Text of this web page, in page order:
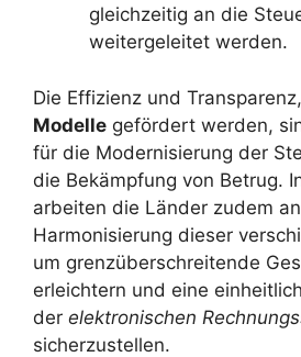
gleichzeitig an die
weitergeleitet werden.
Die Effizienz und
Modelle gefördert werden,
für die Modernisierung der
die Bekämpfung von Betrug.
arbeiten die Länder zudem
Harmonisierung dieser
um grenzüberschreitende
erleichtern und eine
der elektronischen
sicherzustellen.